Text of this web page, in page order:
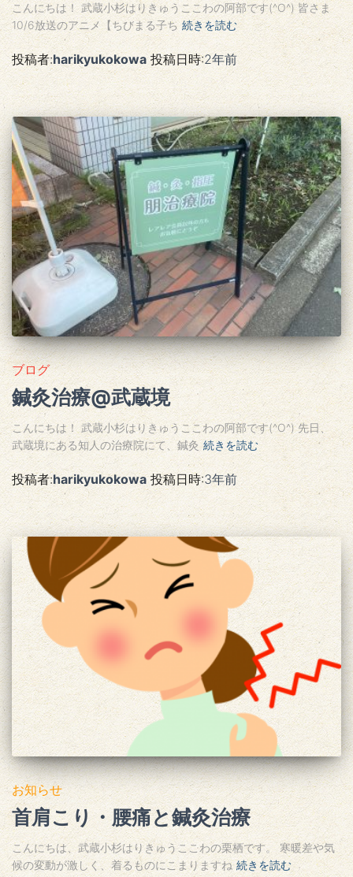
こんにちは！ 武蔵小杉はりきゅうここわの阿部です(^O^) 皆さま
10/6放送のアニメ【ちびまる子ち 続きを読む
投稿者:harikyukokowa 投稿日時:2年前
ブログ
鍼灸治療@武蔵境
こんにちは！ 武蔵小杉はりきゅうここわの阿部です(^O^) 先日、
武蔵境にある知人の治療院にて、鍼灸 続きを読む
投稿者:harikyukokowa投稿日時:3年前
お知らせ
首肩こり・腰痛と鍼灸治療
こんにちは、武蔵小杉はりきゅうここわの栗栖です。 寒暖差や気
候の変動が激しく、着るものにこまりますね 続きを読む